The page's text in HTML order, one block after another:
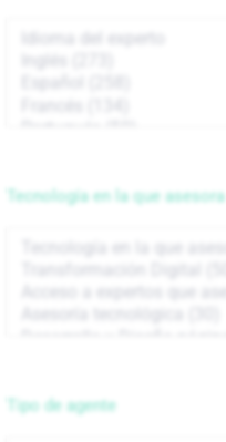
Tecnología en la que asesora
Tipo de agente